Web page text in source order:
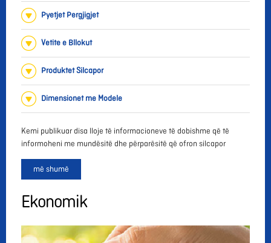
Pyetjet Pergjigjet
Vetite e Bllokut
Produktet Silcapor
Dimensionet me Modele
Kemi publikuar disa lloje të informacioneve të dobishme që të
informoheni me mundësitë dhe përparësitë që ofron silcapor
më shumë
Ekonomik